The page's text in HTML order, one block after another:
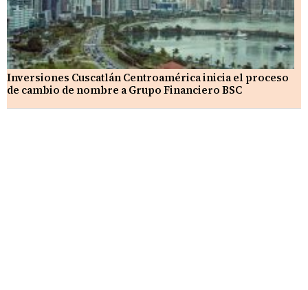
Inversiones Cuscatlán Centroamérica inicia el proceso
de cambio de nombre a Grupo Financiero BSC